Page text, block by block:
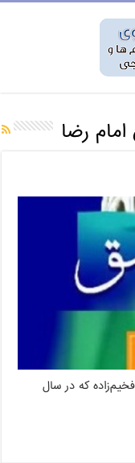
رضا
که در سال